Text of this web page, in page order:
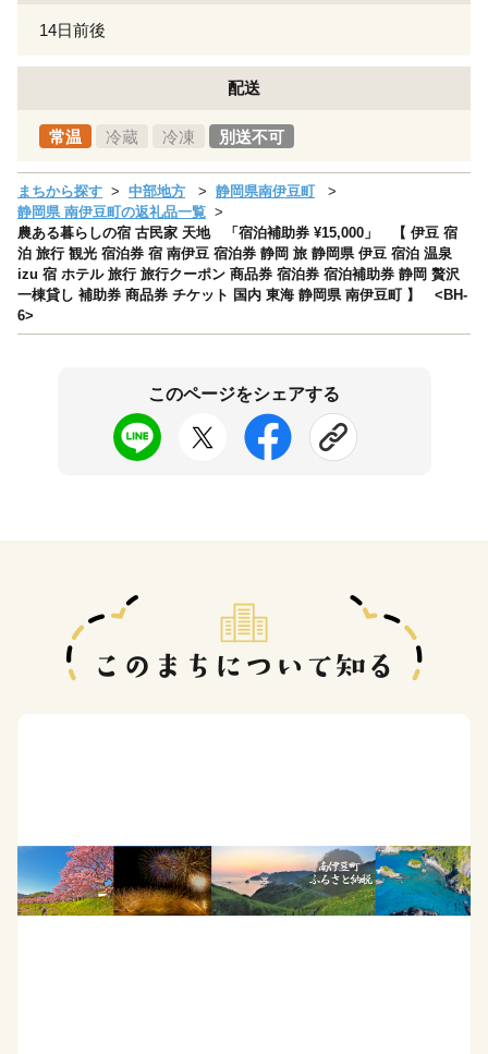
14日前後
配送
常温 冷蔵 冷凍 別送不可
まちから探す 中部地方
静岡県南伊豆町
静岡県 南伊豆町の返礼品一覧
農ある暮らしの宿 古民家 天地 「宿泊補助券 ¥15,000」 【 伊豆 宿
泊 旅行 観光 宿泊券 宿 南伊豆 宿泊券 静岡 旅 静岡県 伊豆 宿泊 温泉
izu 宿 ホテル 旅行 旅行クーポン 商品券 宿泊券 宿泊補助券 静岡 贅沢
一棟貸し 補助券 商品券 チケット 国内 東海 静岡県 南伊豆町 】 <BH-
6>
このページをシェアする